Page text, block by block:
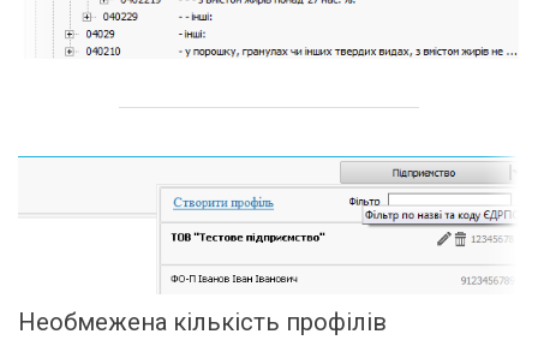
Необмежена кількість профілів